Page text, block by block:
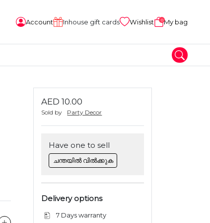
Account Inhouse gift cards Wishlist 0My bag
AED 10.00
Sold by Party Decor
Have one to sell
ചന്തയിൽ വിൽക്കുക
Delivery options
7 Days warranty